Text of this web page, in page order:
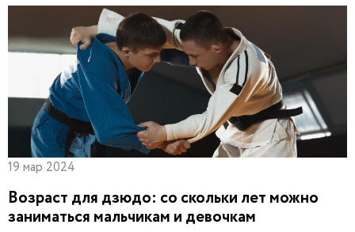
19 мар 2024
Возраст для дзюдо: со скольки лет можно
заниматься мальчикам и девочкам